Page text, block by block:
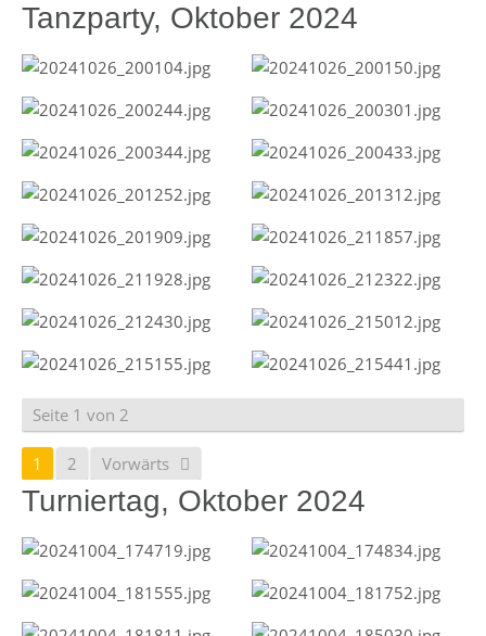
Tanzparty, Oktober 2024
Seite 1 von 2
1 2 Vorwärts
Turniertag, Oktober 2024